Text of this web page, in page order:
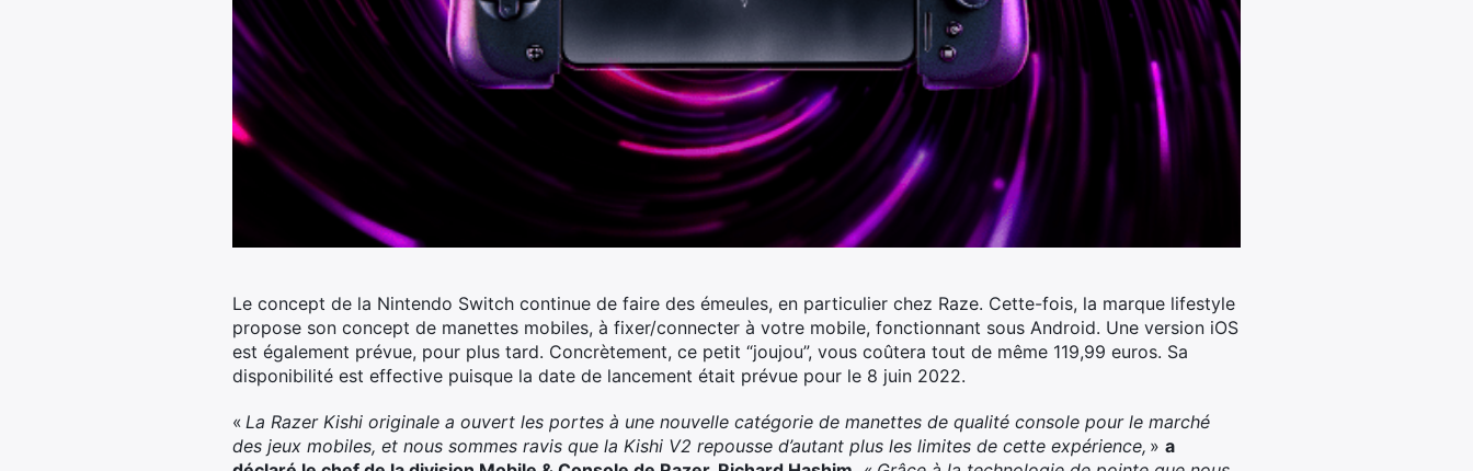
Le concept de la Nintendo Switch continue de faire des émeules, en particulier chez Raze. Cette-fois, la marque lifestyle
propose son concept de manettes mobiles, à fixer/connecter à votre mobile, fonctionnant sous Android. Une version iOS
est également prévue, pour plus tard. Concrètement, ce petit “joujou”, vous coûtera tout de même 119,99 euros. Sa
disponibilité est effective puisque la date de lancement était prévue pour le 8 juin 2022.
« La Razer Kishi originale a ouvert les portes à une nouvelle catégorie de manettes de qualité console pour le marché
des jeux mobiles, et nous sommes ravis que la Kishi V2 repousse d’autant plus les limites de cette expérience, » a